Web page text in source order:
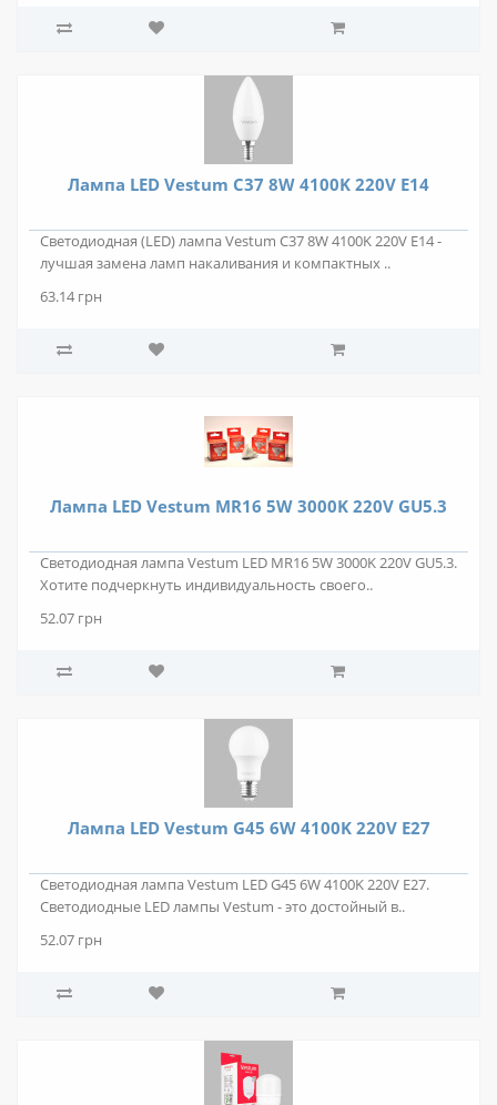
Лампа LED Vestum C37 8W 4100K 220V E14
Светодиодная (LED) лампа Vestum C37 8W 4100K 220V E14 -
лучшая замена ламп накаливания и компактных ..
63.14 грн
Лампа LED Vestum MR16 5W 3000K 220V GU5.3
Светодиодная лампа Vestum LED MR16 5W 3000K 220V GU5.3.
Хотите подчеркнуть индивидуальность своего..
52.07 грн
Лампа LED Vestum G45 6W 4100K 220V E27
Светодиодная лампа Vestum LED G45 6W 4100K 220V E27.
Светодиодные LED лампы Vestum - это достойный в..
52.07 грн